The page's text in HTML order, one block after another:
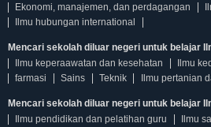
Ekonomi, manajemen, dan perdagangan
Ilmu hubungan international
Mencari sekolah diluar negeri untuk belajar
Ilmu keperaawatan dan kesehatan
Ilmu
farmasi
Sains Teknik Ilmu pertanian
Mencari sekolah diluar negeri untuk belajar
Ilmu pendidikan dan pelatihan guru
Ilmu